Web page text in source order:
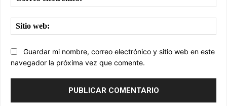
Guardar mi nombre, correo electrónico y sitio web en este
navegador la próxima vez que comente.